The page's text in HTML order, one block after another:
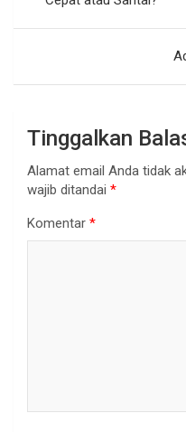
Tinggalkan
Alamat email Anda tidak
wajib ditandai *
Komentar *